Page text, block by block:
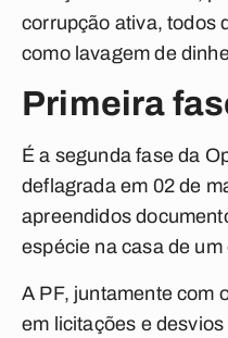
corrupção ativa, todos
como lavagem de
Primeira
É a segunda fase da
deflagrada em 02 de
apreendidos
espécie na casa de um
A PF, juntamente com
em licitações e